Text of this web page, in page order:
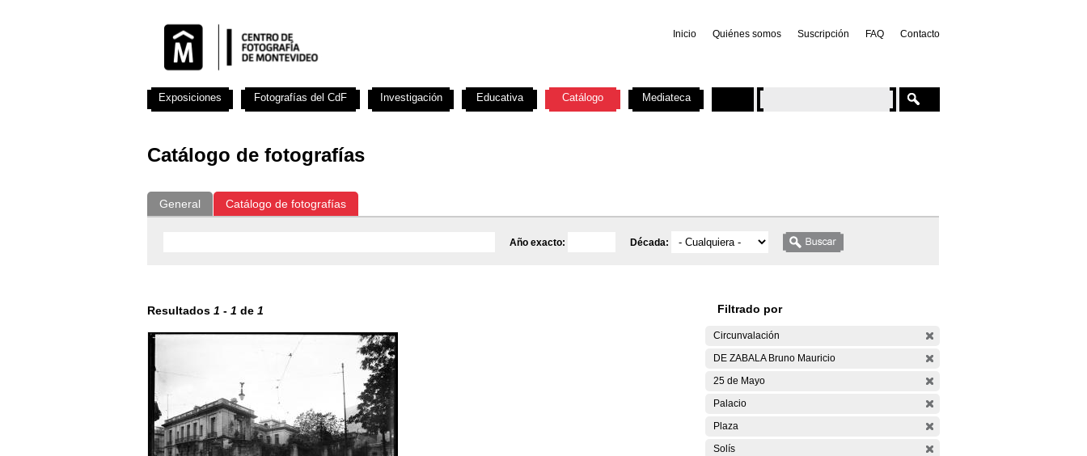
Inicio Quiénes somos Suscripción FAQ Contacto
Catálogo de fotografías
General Catálogo de fotografías
Año exacto: Década:
Resultados 1 - 1 de 1 Filtrado por
Circunvalación
DE ZABALA Bruno Mauricio
25 de Mayo
Palacio
Plaza
Solís
Exposiciones Fotografías del CdF Investigación Educativa Catálogo Mediateca